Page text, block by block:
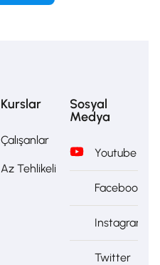
Kurslar
Çalışanlar
Az Tehlikeli
Sosyal
Medya
Youtube
Facebook
Instagram
Twitter